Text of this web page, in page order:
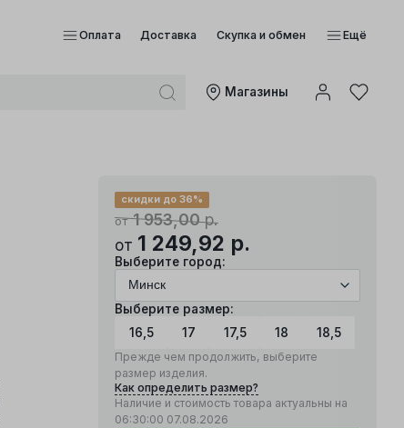
Оплата Доставка Скупка и обмен Ещё
Mагазины
от1 953,00р.
скидки до 36%
от 1 249,92 р.
Выберите город:
Выберите размер:
16,5
17 17,5 18 18,5
Прежде чем продолжить, выберите
размер изделия.
Как определить размер?
Наличие и стоимость товара актуальны на
06:30:00 07.08.2026